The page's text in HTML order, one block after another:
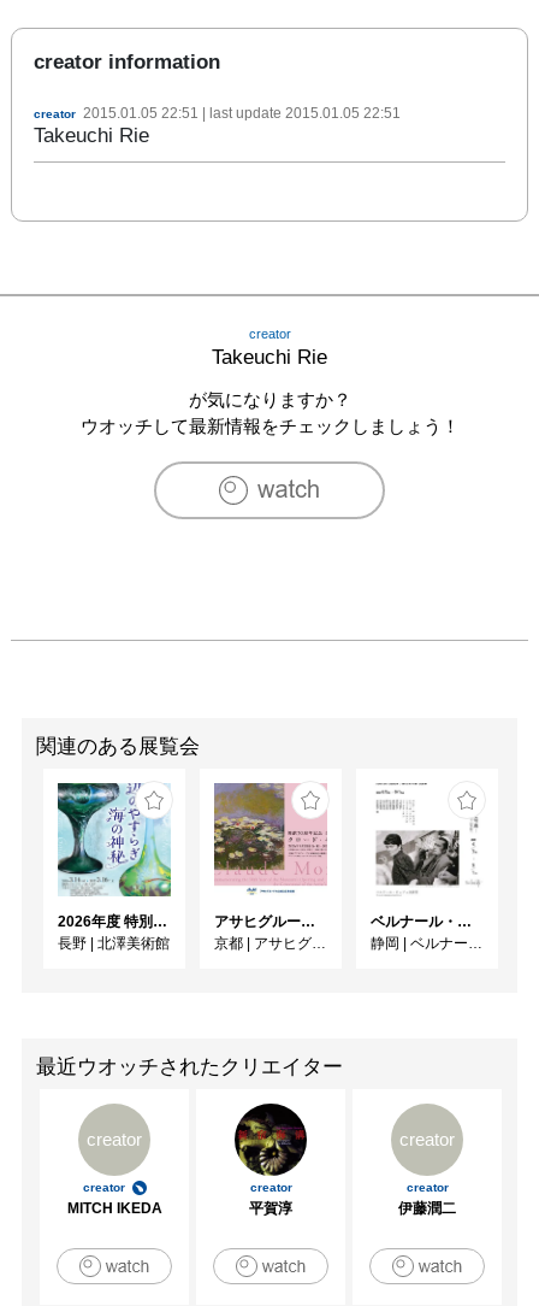
creator information
creator 2015.01.05 22:51 | last update 2015.01.05 22:51
Takeuchi Rie
creator
Takeuchi Rie
が気になりますか？
ウオッチして最新情報をチェックしましょう！
関連のある展覧会
2026年度 特別展「ガレとドーム、アール･ヌーヴォーのガラス 水辺のやすらぎ、海の神秘」
長野 | 北澤美術館
アサヒグループ大山崎山荘美術館 開館30周年記念展「没後100年 クロード・モネ」
京都 | アサヒグループ大山崎山荘美術館
ベルナール・ビュフェと写真 ーカメラがとらえたビュフェとその時代、そして21 世紀へ
静岡 | ベルナール・ビュフェ美術館
最近ウオッチされたクリエイター
creator
creator
MITCH IKEDA
creator
平賀淳
creator
creator
伊藤潤二